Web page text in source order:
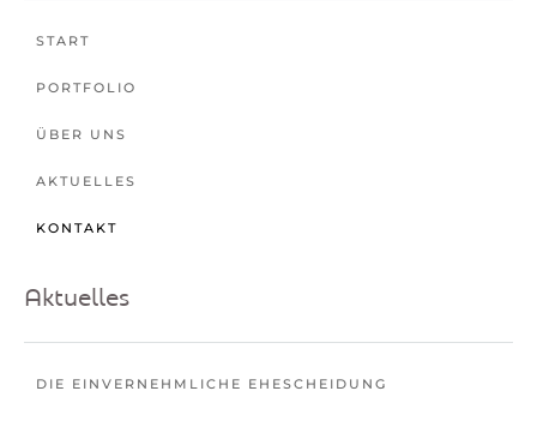
START
PORTFOLIO
ÜBER UNS
AKTUELLES
KONTAKT
Aktuelles
DIE EINVERNEHMLICHE EHESCHEIDUNG